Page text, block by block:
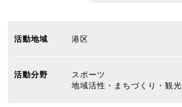
活動地域 港区
活動分野
スポーツ
地域活性・まちづくり・観光